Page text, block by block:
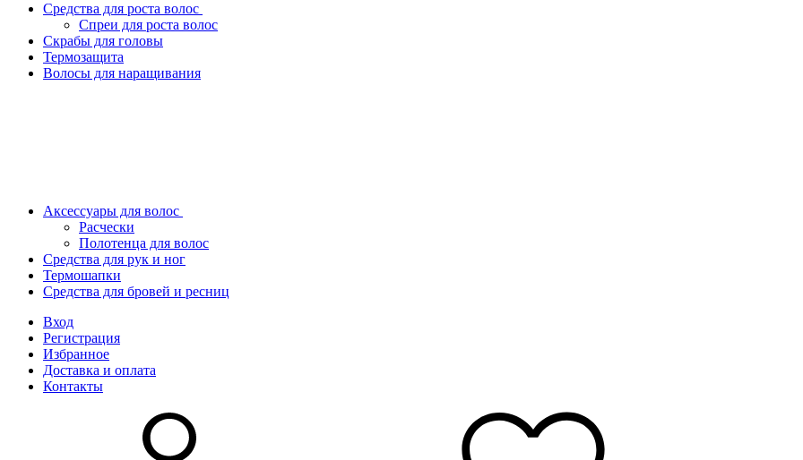
Средства для роста волос
Спреи для роста волос
Скрабы для головы
Термозащита
Волосы для наращивания
Аксессуары для волос
Расчески
Полотенца для волос
Средства для рук и ног
Термошапки
Средства для бровей и ресниц
Вход
Регистрация
Избранное
Доставка и оплата
Контакты